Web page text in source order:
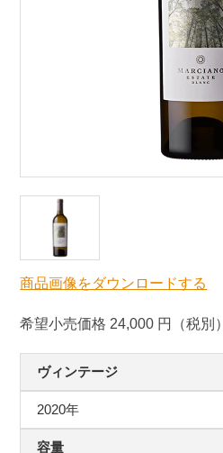
商品画像をダウンロードする
希望小売価格 24,000 円（税別）
ヴィンテージ
2020年
容量